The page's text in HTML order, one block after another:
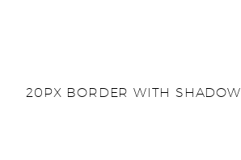
20PX BORDER WITH SHADOW